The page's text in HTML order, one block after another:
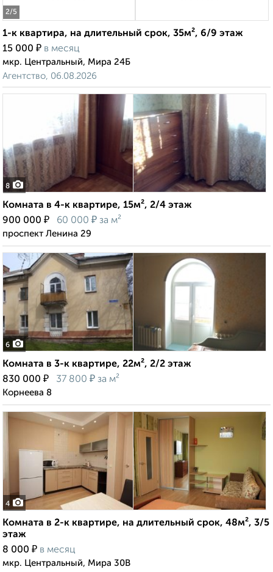
2/5
1-к квартира, на длительный срок, 35м², 6/9 этаж
15 000 ₽ в месяц
мкр. Центральный, Мира 24Б
Агентство, 06.08.2026
8
Комната в 4-к квартире, 15м², 2/4 этаж
900 000 ₽ 60 000 ₽ за м²
проспект Ленина 29
6
Комната в 3-к квартире, 22м², 2/2 этаж
830 000 ₽ 37 800 ₽ за м²
Корнеева 8
4
Комната в 2-к квартире, на длительный срок, 48м², 3/5
этаж
8 000 ₽ в месяц
мкр. Центральный, Мира 30В